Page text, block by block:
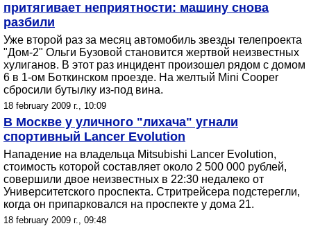
притягивает неприятности: машину снова
разбили
Уже второй раз за месяц автомобиль звезды телепроекта
"Дом-2" Ольги Бузовой становится жертвой неизвестных
хулиганов. В этот раз инцидент произошел рядом с домом
6 в 1-ом Боткинском проезде. На желтый Mini Cooper
сбросили бутылку из-под вина.
18 february 2009 г., 10:09
В Москве у уличного "лихача" угнали
спортивный Lancer Evolution
Нападение на владельца Mitsubishi Lancer Evolution,
стоимость которой составляет около 2 500 000 рублей,
совершили двое неизвестных в 22:30 недалеко от
Университетского проспекта. Стритрейсера подстерегли,
когда он припарковался на проспекте у дома 21.
18 february 2009 г., 09:48